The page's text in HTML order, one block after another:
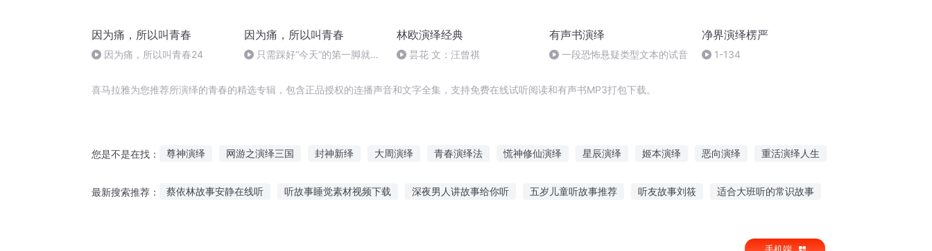
因为痛，所以叫青春
因为痛，所以叫青春24
因为痛，所以叫青春
只需踩好“今天”的第一脚就可
林欧演绎经典
昙花 文：汪曾祺
有声书演绎
一段恐怖悬疑类型文本的试音
净界演绎楞严
1-134
喜马拉雅为您推荐所演绎的青春的精选专辑，包含正品授权的连播声音和文字全集，支持免费在线试听阅读和有声书MP3打包下载。
您是不是在找： 尊神演绎 网游之演绎三国 封神新绎 大周演绎 青春演绎法 慌神修仙演绎 星辰演绎 姬本演绎 恶向演绎 重活演绎人生
最新搜索推荐： 蔡依林故事安静在线听 听故事睡觉素材视频下载 深夜男人讲故事给你听 五岁儿童听故事推荐 听友故事刘筱 适合大班听的常识故事